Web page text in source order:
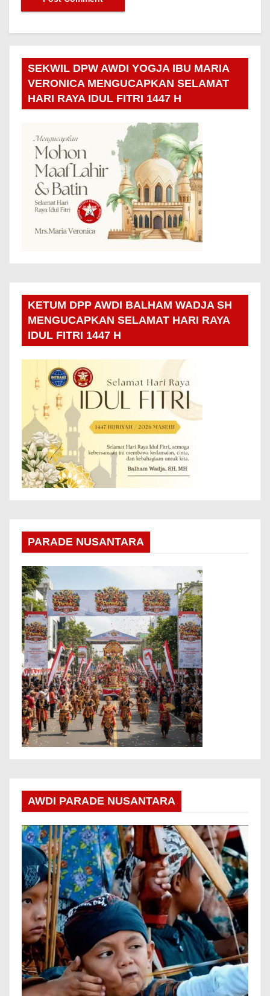
SEKWIL DPW AWDI YOGJA IBU MARIA
VERONICA MENGUCAPKAN SELAMAT
HARI RAYA IDUL FITRI 1447 H
KETUM DPP AWDI BALHAM WADJA SH
MENGUCAPKAN SELAMAT HARI RAYA
IDUL FITRI 1447 H
PARADE NUSANTARA
AWDI PARADE NUSANTARA